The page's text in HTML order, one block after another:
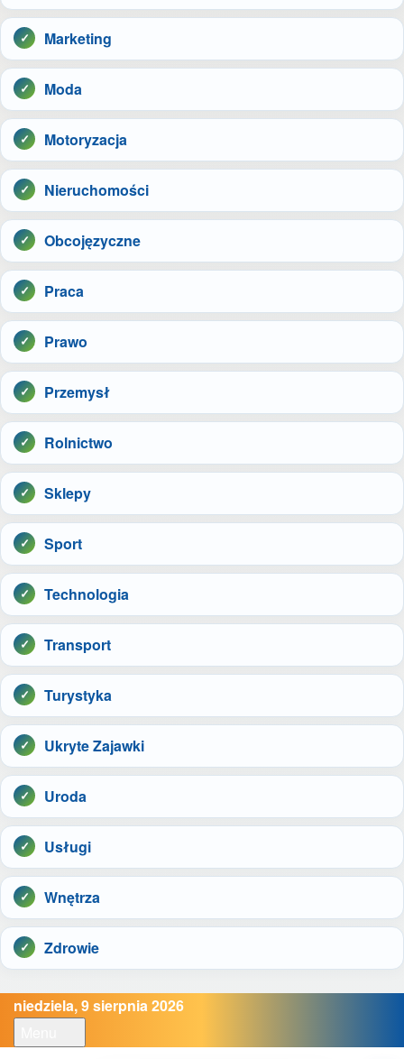
Marketing
Moda
Motoryzacja
Nieruchomości
Obcojęzyczne
Praca
Prawo
Przemysł
Rolnictwo
Sklepy
Sport
Technologia
Transport
Turystyka
Ukryte Zajawki
Uroda
Usługi
Wnętrza
Zdrowie
niedziela, 9 sierpnia 2026